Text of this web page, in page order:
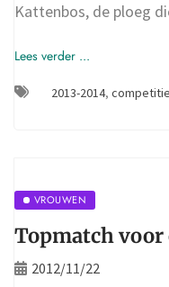
Kattenbos, de ploeg
Lees verder ...
2013-2014, competitie
VROUWEN
Topmatch voor
2012/11/22